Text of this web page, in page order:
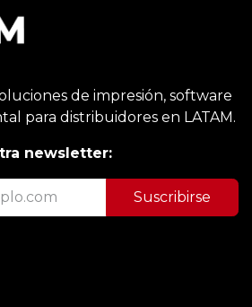
de impresión, software
para distribuidores en LATAM.
newsletter:
Suscribirse